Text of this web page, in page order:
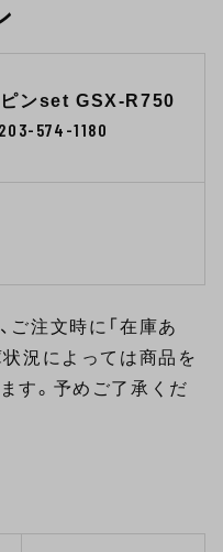
ピンset GSX-R750
574-1180
ご注文時に「在庫あ
状況によっては商品を
す。予めご了承くだ